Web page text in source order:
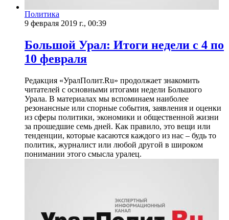
Политика
9 февраля 2019 г., 00:39
Большой Урал: Итоги недели с 4 по
10 февраля
Редакция «УралПолит.Ru» продолжает знакомить
читателей с основными итогами недели Большого
Урала. В материалах мы вспоминаем наиболее
резонансные или спорные события, заявления и оценки
из сферы политики, экономики и общественной жизни
за прошедшие семь дней. Как правило, это вещи или
тенденции, которые касаются каждого из нас – будь то
политик, журналист или любой другой в широком
понимании этого смысла уралец.